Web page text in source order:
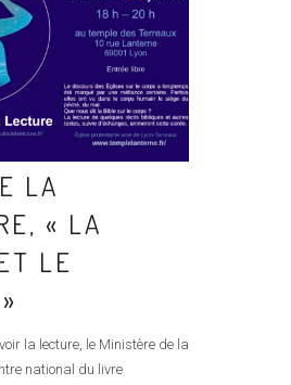
LA
« LA
LE
la lecture, le Ministère de la
national du livre